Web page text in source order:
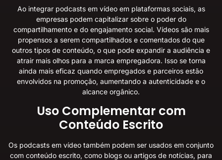
Ao integrar podcasts em vídeo em plataformas sociais, as
empresas podem capitalizar sobre o poder do
compartilhamento e do engajamento social. Vídeos são mais
propensos a serem compartilhados e comentados do que
outros tipos de conteúdo, o que pode expandir a audiência e
atrair mais olhos para a marca empregadora. Isso se torna
ainda mais eficaz quando empregados e parceiros estão
envolvidos na promoção, aumentando a autenticidade e o
alcance orgânico.
Uso Complementar com
Conteúdo Escrito
Os podcasts em vídeo também podem ser usados em conjunto
com conteúdo escrito, como blogs ou artigos de notícias, para